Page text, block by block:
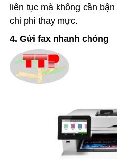
liên tục mà không cần
chi phí thay mực.
4. Gửi fax nhanh chóng